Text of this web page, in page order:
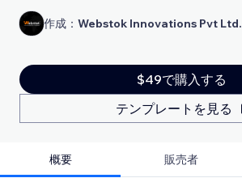
作成： Webstok Innovations Pvt Ltd.
$49で購入する
テンプレートを見る
概要 販売者